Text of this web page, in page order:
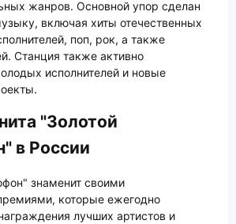
жанров. Основной упор сделан
включая хиты отечественных
поп, рок, а также
Станция также активно
исполнителей и новые
"Золотой
в России
знаменит своими
которые ежегодно
лучших артистов и